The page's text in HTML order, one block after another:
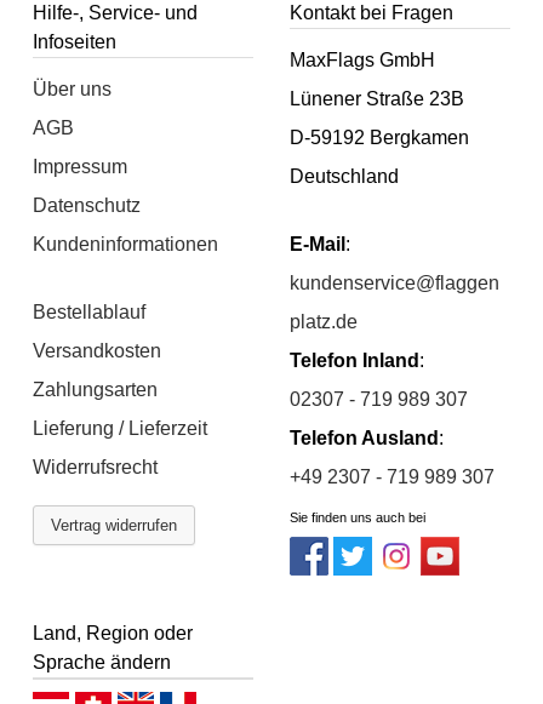
Hilfe-, Service- und
Infoseiten
Über uns
AGB
Impressum
Datenschutz
Kundeninformationen
Bestellablauf
Versandkosten
Zahlungsarten
Lieferung / Lieferzeit
Widerrufsrecht
Vertrag widerrufen
Kontakt bei Fragen
MaxFlags GmbH
Lünener Straße 23B
D-59192 Bergkamen
Deutschland
E-Mail :
kundenservice@flaggen
platz.de
Telefon Inland :
02307 - 719 989 307
Telefon Ausland :
+49 2307 - 719 989 307
Sie finden uns auch bei
Land, Region oder
Sprache ändern